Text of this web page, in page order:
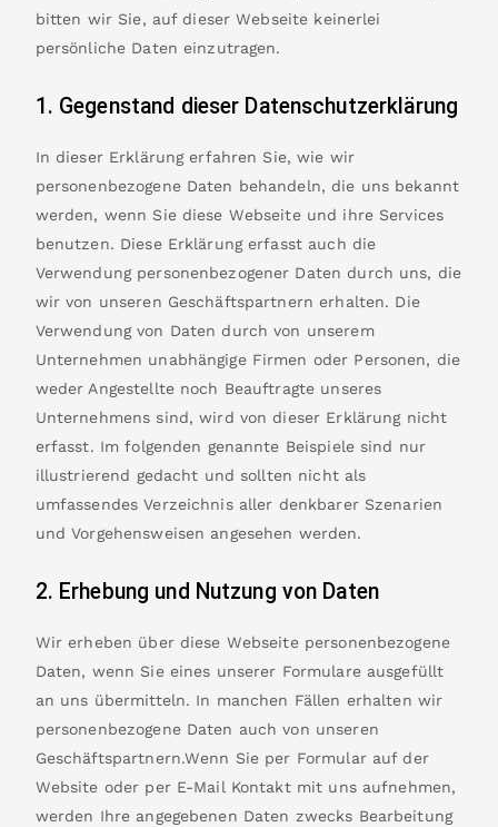
bitten wir Sie, auf dieser Webseite keinerlei
persönliche Daten einzutragen.
1. Gegenstand dieser Datenschutzerklärung
In dieser Erklärung erfahren Sie, wie wir
personenbezogene Daten behandeln, die uns bekannt
werden, wenn Sie diese Webseite und ihre Services
benutzen. Diese Erklärung erfasst auch die
Verwendung personenbezogener Daten durch uns, die
wir von unseren Geschäftspartnern erhalten. Die
Verwendung von Daten durch von unserem
Unternehmen unabhängige Firmen oder Personen, die
weder Angestellte noch Beauftragte unseres
Unternehmens sind, wird von dieser Erklärung nicht
erfasst. Im folgenden genannte Beispiele sind nur
illustrierend gedacht und sollten nicht als
umfassendes Verzeichnis aller denkbarer Szenarien
und Vorgehensweisen angesehen werden.
2. Erhebung und Nutzung von Daten
Wir erheben über diese Webseite personenbezogene
Daten, wenn Sie eines unserer Formulare ausgefüllt
an uns übermitteln. In manchen Fällen erhalten wir
personenbezogene Daten auch von unseren
Geschäftspartnern.Wenn Sie per Formular auf der
Website oder per E-Mail Kontakt mit uns aufnehmen,
werden Ihre angegebenen Daten zwecks Bearbeitung